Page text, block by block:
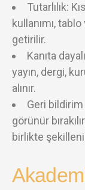
Tutarlılık:
kullanımı,
getirilir.
Kanıta
yayın, dergi,
alınır.
Geri
görünür
birlikte